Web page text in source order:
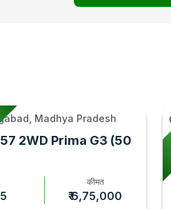
Madhya Pradesh
2WD Prima G3 (50
कीमत
₹ 6,75,000